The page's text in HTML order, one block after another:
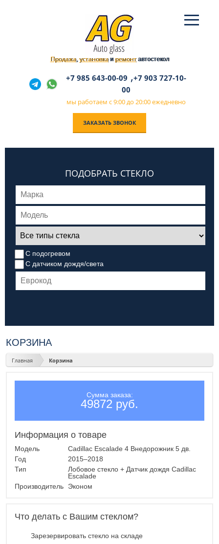
Продажа,установкаи ремонтавтостекол
+7 985 643-00-09 ,+7 903 727-10-
00
мы работаем с 9:00 до 20:00 ежедневно
ЗАКАЗАТЬ ЗВОНОК
ПОДОБРАТЬ СТЕКЛО
С подогревом
С датчиком дождя/света
КОРЗИНА
Главная Корзина
Сумма заказа:
49872 руб.
Информация о товаре
Модель
Cadillac Escalade 4 Внедорожник 5 дв.
Год
2015–2018
Тип
Лобовое стекло + Датчик дождя Cadillac
Escalade
Производитель
Эконом
Что делать с Вашим стеклом?
Зарезервировать стекло на складе